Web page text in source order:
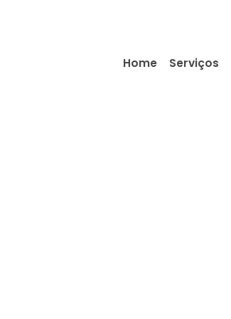
Home
Serviços